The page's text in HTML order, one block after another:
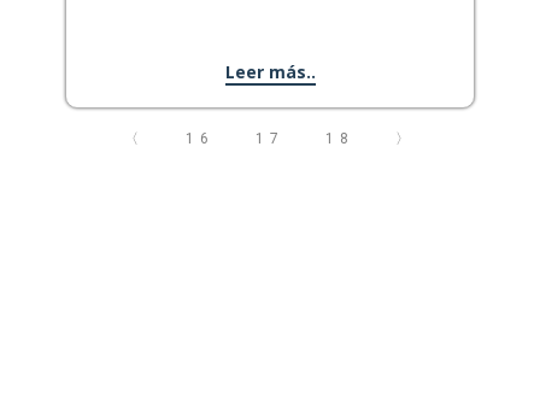
Leer más..
〈 16 17 18 〉